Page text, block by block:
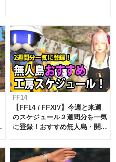
FF14
【FF14 / FFXIV】今週と来週
のスケジュール２週間分を一気
に登録！おすすめ無人島・開拓
対応 / 毎週更新中】